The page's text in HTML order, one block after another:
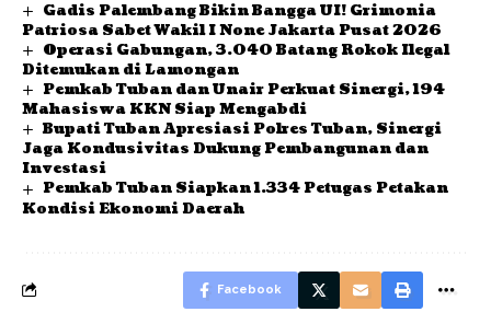
Gadis Palembang Bikin Bangga UI! Grimonia
Patriosa Sabet Wakil I None Jakarta Pusat 2026
Operasi Gabungan, 3.040 Batang Rokok Ilegal
Ditemukan di Lamongan
Pemkab Tuban dan Unair Perkuat Sinergi, 194
Mahasiswa KKN Siap Mengabdi
Bupati Tuban Apresiasi Polres Tuban, Sinergi
Jaga Kondusivitas Dukung Pembangunan dan
Investasi
Pemkab Tuban Siapkan 1.334 Petugas Petakan
Kondisi Ekonomi Daerah
Facebook